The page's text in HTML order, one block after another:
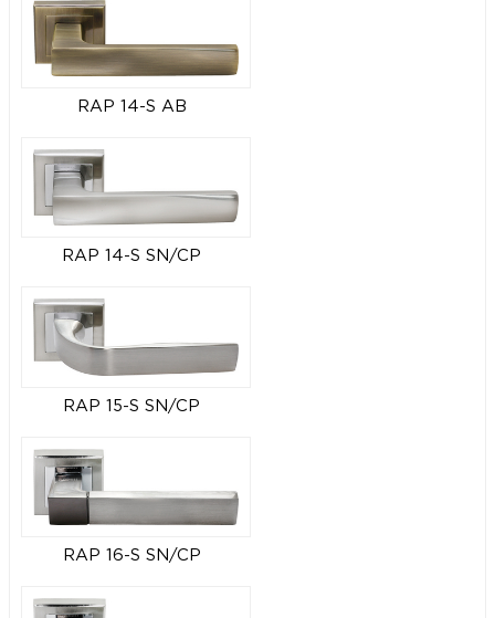
RAP 14-S AB
RAP 14-S SN/CP
RAP 15-S SN/CP
RAP 16-S SN/CP